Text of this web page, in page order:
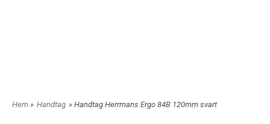
Hem » Handtag » Handtag Herrmans Ergo 84B 120mm svart